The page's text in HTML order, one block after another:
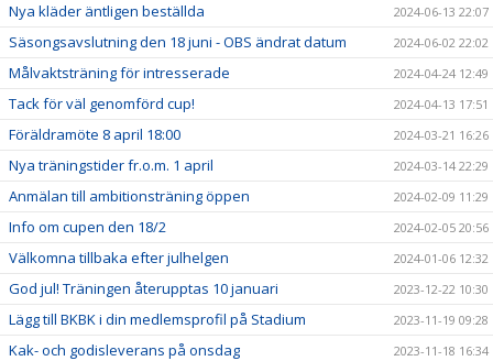
Nya kläder äntligen beställda 2024-06-13 22:07
Säsongsavslutning den 18 juni - OBS ändrat datum 2024-06-02 22:02
Målvaktsträning för intresserade 2024-04-24 12:49
Tack för väl genomförd cup! 2024-04-13 17:51
Föräldramöte 8 april 18:00 2024-03-21 16:26
Nya träningstider fr.o.m. 1 april 2024-03-14 22:29
Anmälan till ambitionsträning öppen 2024-02-09 11:29
Info om cupen den 18/2 2024-02-05 20:56
Välkomna tillbaka efter julhelgen 2024-01-06 12:32
God jul! Träningen återupptas 10 januari 2023-12-22 10:30
Lägg till BKBK i din medlemsprofil på Stadium 2023-11-19 09:28
Kak- och godisleverans på onsdag 2023-11-18 16:34